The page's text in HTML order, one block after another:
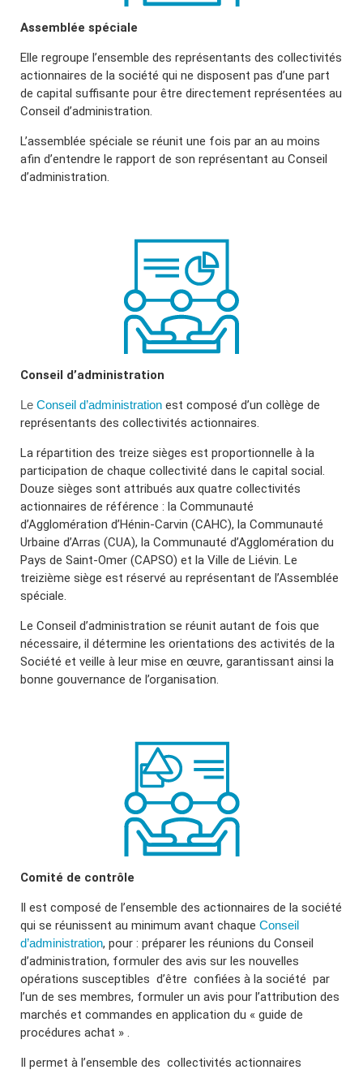
Assemblée spéciale
Elle regroupe l’ensemble des représentants des collectivités
actionnaires de la société qui ne disposent pas d’une part
de capital suffisante pour être directement représentées au
Conseil d’administration.
L’assemblée spéciale se réunit une fois par an au moins
afin d’entendre le rapport de son représentant au Conseil
d’administration.
Conseil d’administration
Le Conseil d’administration est composé d’un collège de
représentants des collectivités actionnaires.
La répartition des treize sièges est proportionnelle à la
participation de chaque collectivité dans le capital social.
Douze sièges sont attribués aux quatre collectivités
actionnaires de référence : la Communauté
d’Agglomération d’Hénin-Carvin (CAHC), la Communauté
Urbaine d’Arras (CUA), la Communauté d’Agglomération du
Pays de Saint-Omer (CAPSO) et la Ville de Liévin. Le
treizième siège est réservé au représentant de l’Assemblée
spéciale.
Le Conseil d’administration se réunit autant de fois que
nécessaire, il détermine les orientations des activités de la
Société et veille à leur mise en œuvre, garantissant ainsi la
bonne gouvernance de l’organisation.
Comité de contrôle
Il est composé de l’ensemble des actionnaires de la société
qui se réunissent au minimum avant chaque Conseil
d’administration, pour : préparer les réunions du Conseil
d’administration, formuler des avis sur les nouvelles
opérations susceptibles d’être confiées à la société par
l’un de ses membres, formuler un avis pour l’attribution des
marchés et commandes en application du « guide de
procédures achat » .
Il permet à l’ensemble des collectivités actionnaires